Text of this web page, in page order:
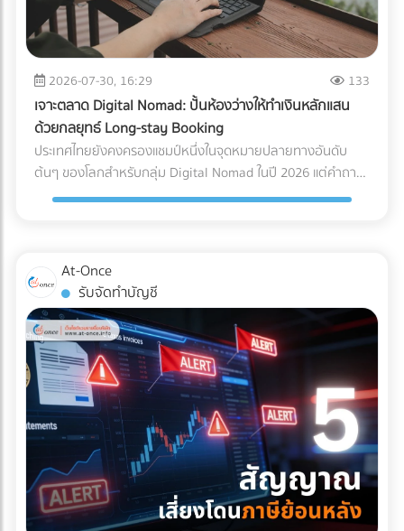
"ประกันภัยความเสี่ยงทางธุรกิจ" ที่แถมโบนัสเป็นการช่วยหั่นค่าไฟ
ในทุกๆ เดือน ยกระดับโรงงานสู่ความยั่งยืนแบบไม่มีสะดุด ในปี
2026 การติดตั้ง Solar Cell สำหรับธุรกิจ B2B ไม่ได้จบแค่เรื่อง
การลดค่าไฟ แต่คือการบริหารความเสี่ยง (Risk Management)
และตอบรับกระแสลดคาร์บอน (ESG/Carbon Footprint) เพื่อ
รักษาความสามารถในการแข่งขันบนเวทีโลก การออกแบบระบบ
Solar Hybrid และ Industrial ESS ต้องอาศัยความเชี่ยวชาญ
ทางวิศวกรรมขั้นสูง ทั้งการคำนวณโหลดไฟฟ้า การเลือกขนาด
แบตเตอรี่ และการขออนุญาตขนานไฟอย่างถูกต้อง หากคุณเป็น
บริษัทรับติดตั้งโซลาร์เซลล์อุตสาหกรรมชั้นนำของประเทศไทยได้
ฟรีที่ At-once แพลตฟอร์มที่เชื่อมโยงธุรกิจ B2B ให้เจอกับพาร์ท
เนอร์ตัวจริง ช่วยให้โรงงานของคุณเดินหน้าต่อได้อย่างมั่นคง
และไม่มีวันสะดุด!
จากพื้นถนนที่ไม่ราบเรียบสม่ำเสมอ สามารถทำให้แผงวงจรหลวม
หรือระบบเซนเซอร์รวนได้โดยที่ภายนอกยังดูปกติสมบูรณ์ การ
เปลี่ยนแปลงอุณหภูมิและความชื้น (Temperature & Humidity
Excursions): อุปกรณ์อิเล็กทรอนิกส์ทางการแพทย์หลายชนิดมี
ข้อกำหนดเรื่องอุณหภูมิที่ชัดเจน การอยู่ในตู้ขนส่งที่ร้อนอบอ้า
วนานๆ หรือเจอความชื้นสูง อาจทำให้เกิดสนิม คราบตะกรัน หรือ
ไฟฟ้าลัดวงจรเมื่อเปิดใช้งาน การเอียงและการกระแทก (Tilt &
Drop): เครื่องมือขนาดใหญ่บางชนิดถูกระบุไว้ในคู่มือวิศวกรรม
เลยว่า "ห้ามเอียงเกินกี่องศา" การใช้พนักงานยกของ (Porter)
ทั่วไปที่ไม่มีความเชี่ยวชาญ อาจทำให้สารทำความเย็นรั่วไหล หรือ
บริการขนส่ง (3PL) ระดับพรีเมียมที่จะมาดูแลสินค้าหลักล้านของ
คุณ ควรต้องมีคุณสมบัติและเทคโนโลยีที่ออกแบบมาเพื่อการ
แพทย์โดยเฉพาะ ดังนี้: รถขนส่งระบบกันสะเทือนแบบถุงลม (Air-
Ride Suspension): นี่คือหัวใจสำคัญ! ต้องใช้รถบรรทุกที่ติดตั้ง
ช่วงล่างแบบถุงลมเท่านั้น เพื่อดูดซับแรงสั่นสะเทือนและแรง
กระแทกจากพื้นถนนให้เหลือน้อยที่สุด คุ้มครองเซนเซอร์ภายใน
เครื่องจักรให้อยู่ในสภาพ 100% บริการ White Glove Service:
การขนส่งระดับนี้ไม่ได้จบแค่การดรอปของไว้หน้าประตูโรง
พยาบาล แต่ทีมขนส่งต้องมีความเชี่ยวชาญในการแกะกล่อง
(Unpacking) นำเครื่องมือเข้าไปติดตั้งยังห้องปฏิบัติการที่ซับ
ซ้อน และจัดการนำขยะบรรจุภัณฑ์กลับไปทิ้งอย่างถูกวิธี
มาตรฐานคุณภาพระดับสากล (Certifications): พาร์ทเนอร์ด้าน
2026-07-30, 16:29 133
เจาะตลาด Digital Nomad: ปั้นห้องว่างให้ทำเงินหลักแสน
ด้วยกลยุทธ์ Long-stay Booking
ประเทศไทยยังคงครองแชมป์หนึ่งในจุดหมายปลายทางอันดับ
ต้นๆ ของโลกสำหรับกลุ่ม Digital Nomad ในปี 2026 แต่คำถาม
ที่น่าสนใจคือ... ทำไมรายได้มหาศาลจากคนกลุ่มนี้ ถึงไปตกอยู่กับ
Agencies) และขายห้องพักแบบ "รายวัน" ซึ่งไม่ตอบโจทย์ชาว
Nomad ที่ต้องการพำนักระยะยาว (1-6 เดือน) หากคุณเป็น
เจ้าของโรงแรมหรือผู้บริหารที่ต้องการเพิ่ม Occupancy Rate
โดยเฉพาะในช่วง Low Season นี่คือจังหวะทองในการปรับ
กลยุทธ์ครับ ทำไมการตลาดแบบเดิมถึงปิดการขายกลุ่ม Nomad
ไม่ได้? พฤติกรรมการจองที่พักของกลุ่ม Digital Nomad นั้นต่าง
จากนักท่องเที่ยวทั่วไปอย่างสิ้นเชิง พวกเขาไม่ได้มองหาสระว่าย
น้ำสวยๆ หรืออาหารเช้าแบบบุฟเฟต์เป็นอันดับแรก แต่พวกเขา
กำลังมองหา "ออฟฟิศส่วนตัวที่พักผ่อนได้" 3 กลยุทธ์เปลี่ยน
โรงแรมให้เป็น Nomad Hub ที่ทำกำไรสูงสุด หากต้องการดึงดูด
ลูกค้ากลุ่มนี้ให้ยอมจ่ายเงินหลักหมื่นถึงหลักแสนเพื่อเข้าพักระยะ
ยาว คุณต้องปรับแต่งการนำเสนอใหม่ ดังนี้: 1. สร้าง Landing
At-Once
รับจัดทำบัญชี